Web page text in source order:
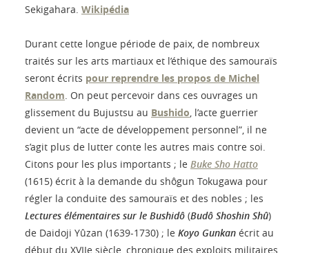
Sekigahara. Wikipédia
Durant cette longue période de paix, de nombreux
traités sur les arts martiaux et l’éthique des samouraïs
seront écrits pour reprendre les propos de Michel
Random. On peut percevoir dans ces ouvrages un
glissement du Bujustsu au Bushido, l’acte guerrier
devient un “acte de développement personnel”, il ne
s’agit plus de lutter conte les autres mais contre soi.
Citons pour les plus importants ; le Buke Sho Hatto
(1615) écrit à la demande du shôgun Tokugawa pour
régler la conduite des samouraïs et des nobles ; les
Lectures élémentaires sur le Bushidô (Budô Shoshin Shû)
de Daidoji Yûzan (1639-1730) ; le Koyo Gunkan écrit au
début du XVIIe siècle, chronique des exploits militaires